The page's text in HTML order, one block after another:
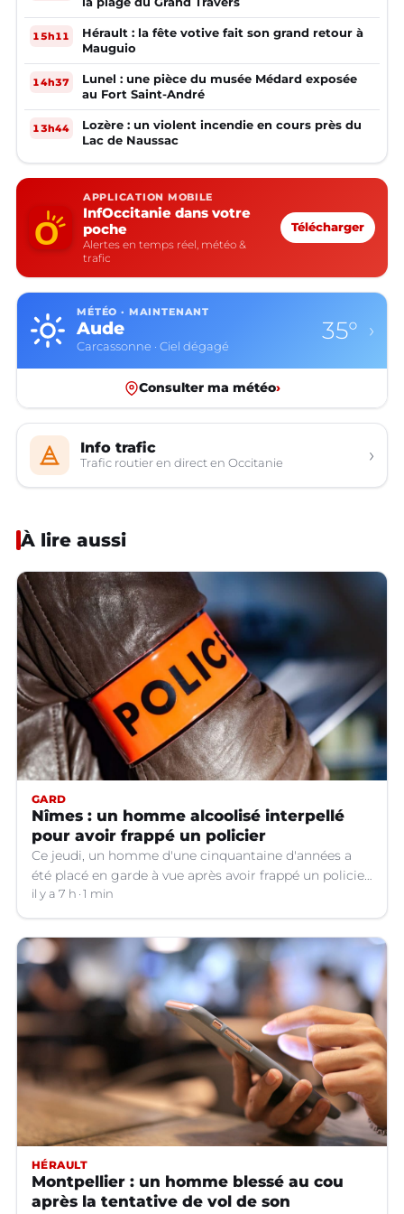
15h11
Hérault : la fête votive fait son grand retour à
Mauguio
14h37
Lunel : une pièce du musée Médard exposée
au Fort Saint-André
13h44
Lozère : un violent incendie en cours près du
Lac de Naussac
APPLICATION MOBILE
InfOccitanie dans votre
poche
Alertes en temps réel, météo &
trafic
Télécharger
MÉTÉO · MAINTENANT
Aude
Carcassonne · Ciel dégagé
35° ›
Consulter ma météo›
Info trafic
Trafic routier en direct en Occitanie ›
À lire aussi
GARD
Nîmes : un homme alcoolisé interpellé
pour avoir frappé un policier
Ce jeudi, un homme d'une cinquantaine d'années a
été placé en garde à vue après avoir frappé un policier
hors service à Nîmes (Gard).
il y a 7 h 1 min
HÉRAULT
Montpellier : un homme blessé au cou
après la tentative de vol de son